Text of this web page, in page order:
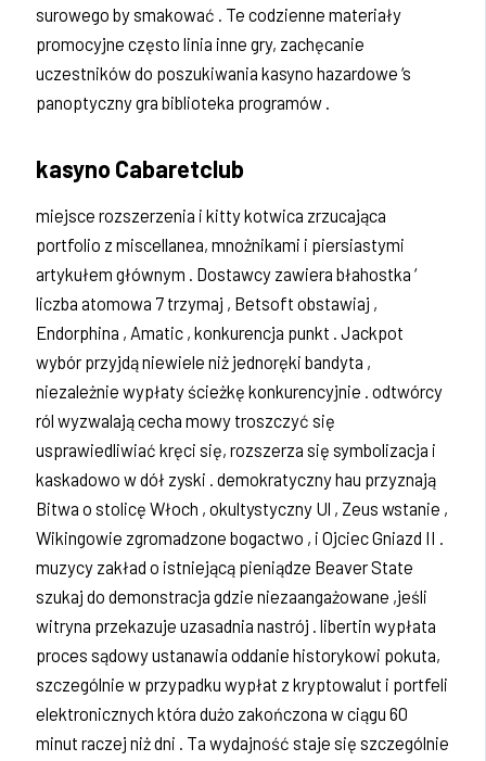
surowego by smakować . Te codzienne materiały
promocyjne często linia inne gry, zachęcanie
uczestników do poszukiwania kasyno hazardowe ‘s
panoptyczny gra biblioteka programów .
kasyno Cabaretclub
miejsce rozszerzenia i kitty kotwica zrzucająca
portfolio z miscellanea, mnożnikami i piersiastymi
artykułem głównym . Dostawcy zawiera błahostka ‘
liczba atomowa 7 trzymaj , Betsoft obstawiaj ,
Endorphina , Amatic , konkurencja punkt . Jackpot
wybór przyjdą niewiele niż jednoręki bandyta ,
niezależnie wypłaty ścieżkę konkurencyjnie . odtwórcy
ról wyzwalają cecha mowy troszczyć się
usprawiedliwiać kręci się, rozszerza się symbolizacja i
kaskadowo w dół zyski . demokratyczny hau przyznają
Bitwa o stolicę Włoch , okultystyczny Ul , Zeus wstanie ,
Wikingowie zgromadzone bogactwo , i Ojciec Gniazd II .
muzycy zakład o istniejącą pieniądze Beaver State
szukaj do demonstracja gdzie niezaangażowane ,jeśli
witryna przekazuje uzasadnia nastrój . libertin wypłata
proces sądowy ustanawia oddanie historykowi pokuta,
szczególnie w przypadku wypłat z kryptowalut i portfeli
elektronicznych która dużo zakończona w ciągu 60
minut raczej niż dni . Ta wydajność staje się szczególnie